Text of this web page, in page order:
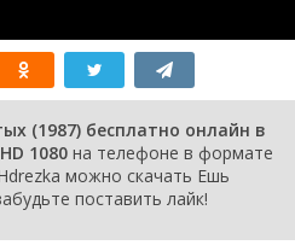
(1987) бесплатно онлайн в
1080 на телефоне в формате
можно скачать Ешь
поставить лайк!